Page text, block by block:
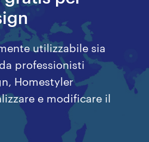
utilizzabile sia
professionisti
Homestyler
e modificare il